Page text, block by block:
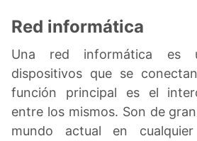
Red informática
Una red informática es
dispositivos que se
función principal es el
entre los mismos. Son de
mundo actual en